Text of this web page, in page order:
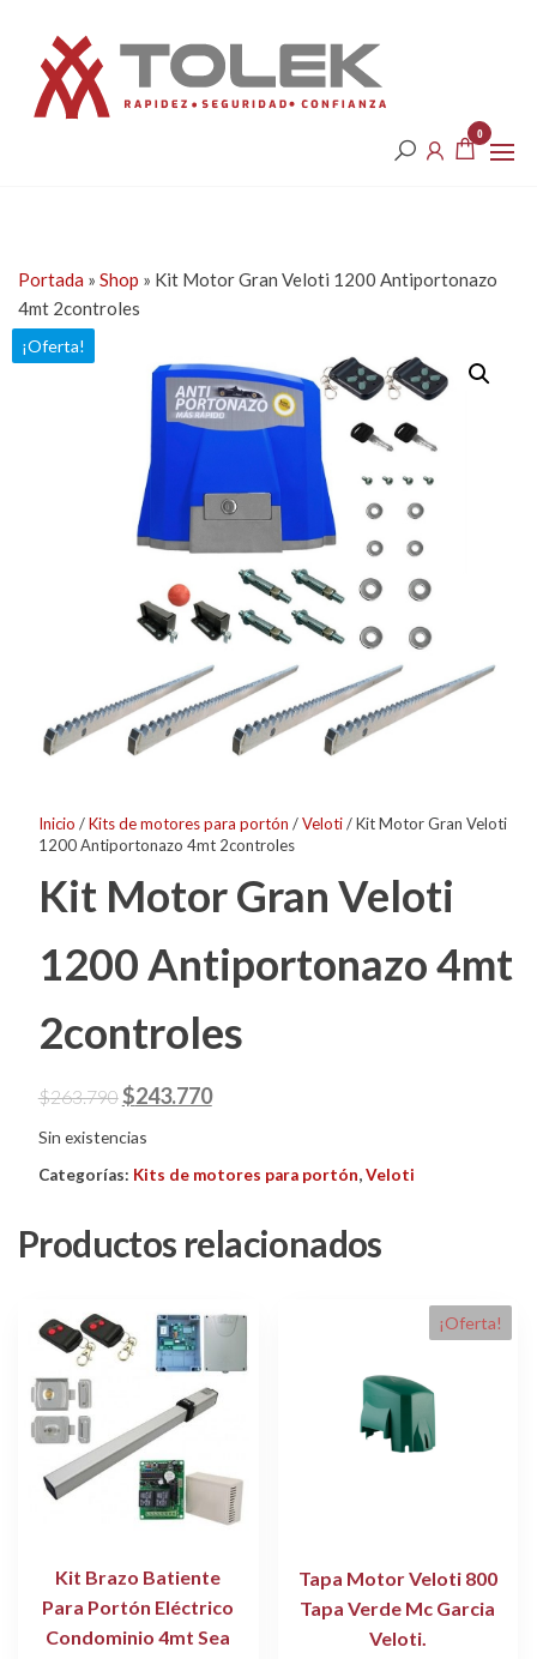
contenido
0
Portada » Shop » Kit Motor Gran Veloti 1200 Antiportonazo
4mt 2controles
¡Oferta!
Inicio /Kits de motores para portón /Veloti/ Kit Motor Gran Veloti
1200 Antiportonazo 4mt 2controles
Kit Motor Gran Veloti
1200 Antiportonazo 4mt
2controles
$263.790 El
precio
$263.790.
$243.770El
$243.770.
Sin existencias
Categorías: Kits de motores para portón,Veloti
Productos relacionados
Kit Brazo Batiente
Para Portón Eléctrico
Condominio 4mt Sea
¡Oferta!
Tapa Motor Veloti 800
Tapa Verde Mc Garcia
Veloti.